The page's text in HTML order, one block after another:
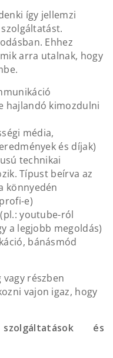
így jellemzi
Ehhez
arra utalnak, hogy
hajlandó kimozdulni
média,
és díjak)
technikai
Típust beírva az
könnyedén
e)
youtube-ról
a legjobb megoldás)
bánásmód
vagy részben
vajon igaz, hogy
és